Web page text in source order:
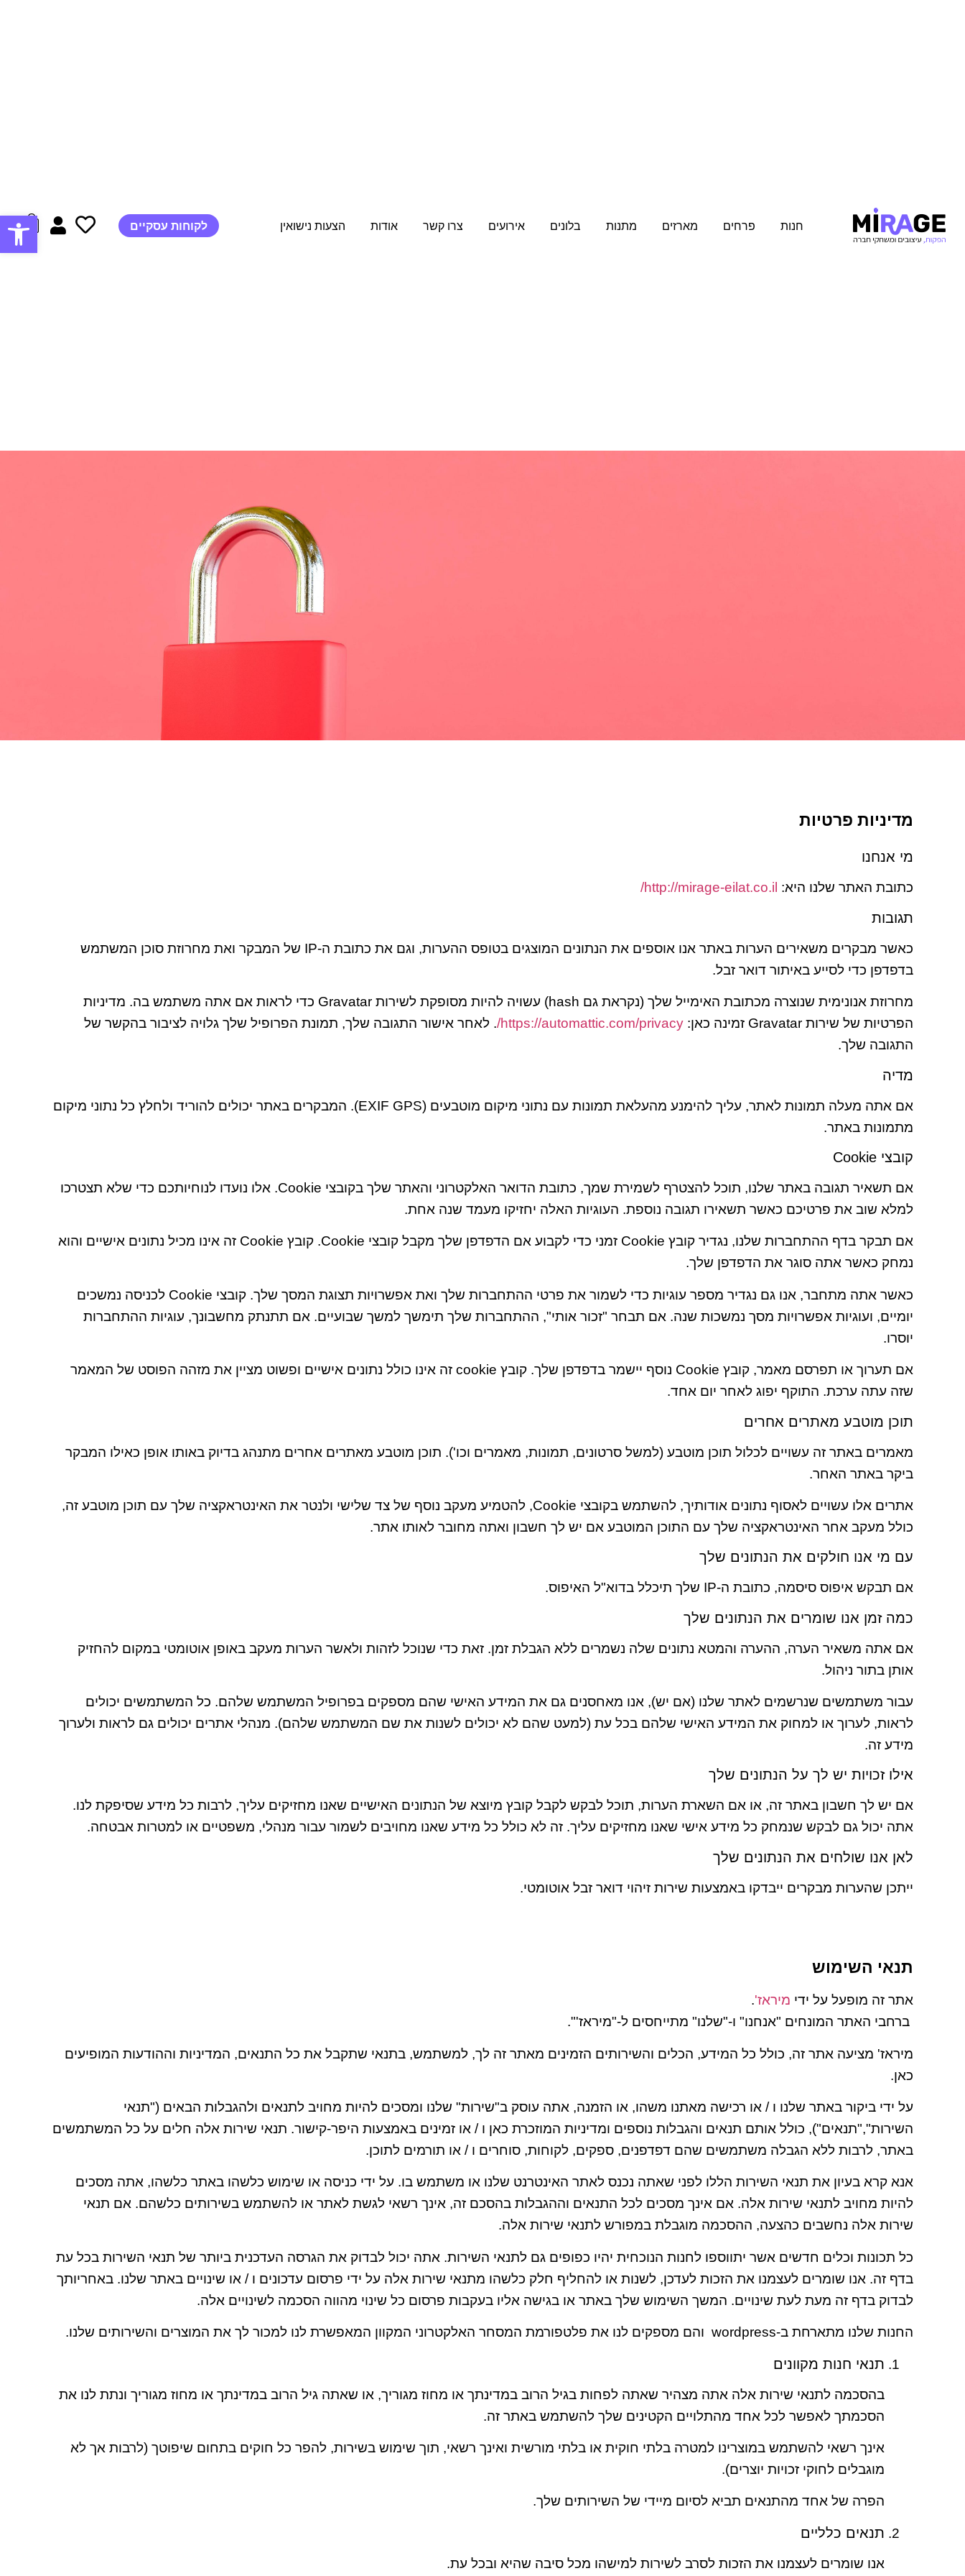
חנות פרחים מארזים מתנות בלונים אירועים צרו קשר אודות הצעות נישואין לקוחות עסקיים
מדיניות פרטיות
מי אנחנו
כתובת האתר שלנו היא: http://mirage-eilat.co.il/
תגובות
כאשר מבקרים משאירים הערות באתר אנו אוספים את הנתונים המוצגים בטופס ההערות, וגם את כתובת ה-IP של המבקר ואת מחרוזת סוכן המשתמש
בדפדפן כדי לסייע באיתור דואר זבל.
מחרוזת אנונימית שנוצרה מכתובת האימייל שלך (נקראת גם hash) עשויה להיות מסופקת לשירות Gravatar כדי לראות אם אתה משתמש בה. מדיניות
הפרטיות של שירות Gravatar זמינה כאן:
https://automattic.com/privacy/ . לאחר אישור התגובה שלך, תמונת הפרופיל שלך גלויה לציבור בהקשר של
התגובה שלך.
מדיה
אם אתה מעלה תמונות לאתר, עליך להימנע מהעלאת תמונות עם נתוני מיקום מוטבעים (EXIF GPS). המבקרים באתר יכולים להוריד ולחלץ כל נתוני מיקום
מתמונות באתר.
קובצי Cookie
אם תשאיר תגובה באתר שלנו, תוכל להצטרף לשמירת שמך, כתובת הדואר האלקטרוני והאתר שלך בקובצי Cookie. אלו נועדו לנוחיותכם כדי שלא תצטרכו
למלא שוב את פרטיכם כאשר תשאירו תגובה נוספת. העוגיות האלה יחזיקו מעמד שנה אחת.
אם תבקר בדף ההתחברות שלנו, נגדיר קובץ Cookie זמני כדי לקבוע אם הדפדפן שלך מקבל קובצי Cookie. קובץ Cookie זה אינו מכיל נתונים אישיים והוא
נמחק כאשר אתה סוגר את הדפדפן שלך.
כאשר אתה מתחבר, אנו גם נגדיר מספר עוגיות כדי לשמור את פרטי ההתחברות שלך ואת אפשרויות תצוגת המסך שלך. קובצי Cookie לכניסה נמשכים
יומיים, ועוגיות אפשרויות מסך נמשכות שנה. אם תבחר "זכור אותי", ההתחברות שלך תימשך למשך שבועיים. אם תתנתק מחשבונך, עוגיות ההתחברות
יוסרו.
אם תערוך או תפרסם מאמר, קובץ Cookie נוסף יישמר בדפדפן שלך. קובץ cookie זה אינו כולל נתונים אישיים ופשוט מציין את מזהה הפוסט של המאמר
שזה עתה ערכת. התוקף יפוג לאחר יום אחד.
תוכן מוטבע מאתרים אחרים
מאמרים באתר זה עשויים לכלול תוכן מוטבע (למשל סרטונים, תמונות, מאמרים וכו'). תוכן מוטבע מאתרים אחרים מתנהג בדיוק באותו אופן כאילו המבקר
ביקר באתר האחר.
אתרים אלו עשויים לאסוף נתונים אודותיך, להשתמש בקובצי Cookie, להטמיע מעקב נוסף של צד שלישי ולנטר את האינטראקציה שלך עם תוכן מוטבע זה,
כולל מעקב אחר האינטראקציה שלך עם התוכן המוטבע אם יש לך חשבון ואתה מחובר לאותו אתר.
עם מי אנו חולקים את הנתונים שלך
אם תבקש איפוס סיסמה, כתובת ה-IP שלך תיכלל בדוא"ל האיפוס.
כמה זמן אנו שומרים את הנתונים שלך
אם אתה משאיר הערה, ההערה והמטא נתונים שלה נשמרים ללא הגבלת זמן. זאת כדי שנוכל לזהות ולאשר הערות מעקב באופן אוטומטי במקום להחזיק
אותן בתור ניהול.
עבור משתמשים שנרשמים לאתר שלנו (אם יש), אנו מאחסנים גם את המידע האישי שהם מספקים בפרופיל המשתמש שלהם. כל המשתמשים יכולים
לראות, לערוך או למחוק את המידע האישי שלהם בכל עת (למעט שהם לא יכולים לשנות את שם המשתמש שלהם). מנהלי אתרים יכולים גם לראות ולערוך
מידע זה.
אילו זכויות יש לך על הנתונים שלך
אם יש לך חשבון באתר זה, או אם השארת הערות, תוכל לבקש לקבל קובץ מיוצא של הנתונים האישיים שאנו מחזיקים עליך, לרבות כל מידע שסיפקת לנו.
אתה יכול גם לבקש שנמחק כל מידע אישי שאנו מחזיקים עליך. זה לא כולל כל מידע שאנו מחויבים לשמור עבור מנהלי, משפטיים או למטרות אבטחה.
לאן אנו שולחים את הנתונים שלך
ייתכן שהערות מבקרים ייבדקו באמצעות שירות זיהוי דואר זבל אוטומטי.
תנאי השימוש
אתר זה מופעל על ידי מיראז'.
ברחבי האתר המונחים "אנחנו" ו-"שלנו" מתייחסים ל-"מיראז'".
מיראז' מציעה אתר זה, כולל כל המידע, הכלים והשירותים הזמינים מאתר זה לך, למשתמש, בתנאי שתקבל את כל התנאים, המדיניות וההודעות המופיעים
כאן.
על ידי ביקור באתר שלנו ו / או רכישה מאתנו משהו, או הזמנה, אתה עוסק ב"שירות" שלנו ומסכים להיות מחויב לתנאים ולהגבלות הבאים ("תנאי
השירות","תנאים"), כולל אותם תנאים והגבלות נוספים ומדיניות המוזכרת כאן ו / או זמינים באמצעות היפר-קישור. תנאי שירות אלה חלים על כל המשתמשים
באתר, לרבות ללא הגבלה משתמשים שהם דפדפנים, ספקים, לקוחות, סוחרים ו / או תורמים לתוכן.
אנא קרא בעיון את תנאי השירות הללו לפני שאתה נכנס לאתר האינטרנט שלנו או משתמש בו. על ידי כניסה או שימוש כלשהו באתר כלשהו, אתה מסכים
להיות מחויב לתנאי שירות אלה. אם אינך מסכים לכל התנאים וההגבלות בהסכם זה, אינך רשאי לגשת לאתר או להשתמש בשירותים כלשהם. אם תנאי
שירות אלה נחשבים כהצעה, ההסכמה מוגבלת במפורש לתנאי שירות אלה.
כל תכונות וכלים חדשים אשר יתווספו לחנות הנוכחית יהיו כפופים גם לתנאי השירות. אתה יכול לבדוק את הגרסה העדכנית ביותר של תנאי השירות בכל עת
בדף זה. אנו שומרים לעצמנו את הזכות לעדכן, לשנות או להחליף חלק כלשהו מתנאי שירות אלה על ידי פרסום עדכונים ו / או שינויים באתר שלנו. באחריותך
לבדוק בדף זה מעת לעת שינויים. המשך השימוש שלך באתר או בגישה אליו בעקבות פרסום כל שינוי מהווה הסכמה לשינויים אלה.
החנות שלנו מתארחת ב-wordpress והם מספקים לנו את פלטפורמת המסחר האלקטרוני המקוון המאפשרת לנו למכור לך את המוצרים והשירותים שלנו.
תנאי חנות מקוונים
בהסכמה לתנאי שירות אלה אתה מצהיר שאתה לפחות בגיל הרוב במדינתך או מחוז מגוריך, או שאתה גיל הרוב במדינתך או מחוז מגוריך ונתת לנו את
הסכמתך לאפשר לכל אחד מהתלויים הקטינים שלך להשתמש באתר זה.
אינך רשאי להשתמש במוצרינו למטרה בלתי חוקית או בלתי מורשית ואינך רשאי, תוך שימוש בשירות, להפר כל חוקים בתחום שיפוטך (לרבות אך לא
מוגבלים לחוקי זכויות יוצרים).
הפרה של אחד מהתנאים תביא לסיום מיידי של השירותים שלך.
תנאים כלליים
אנו שומרים לעצמנו את הזכות לסרב לשירות למישהו מכל סיבה שהיא ובכל עת.
פתח